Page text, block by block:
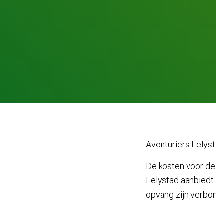
Avonturiers
De kosten voor
Lelystad
opvang zijn